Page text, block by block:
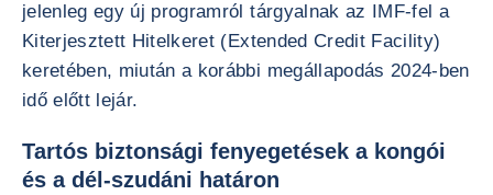
jelenleg egy új programról tárgyalnak az IMF-fel a
Kiterjesztett Hitelkeret (Extended Credit Facility)
keretében, miután a korábbi megállapodás 2024-ben
idő előtt lejár.
Tartós biztonsági fenyegetések a kongói
és a dél-szudáni határon